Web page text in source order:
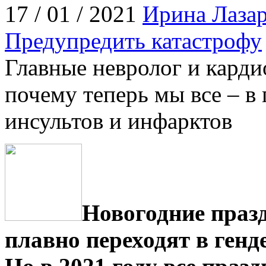
17 / 01 / 2021 Ирина
Предупредить катастрофу
Главные невролог и
почему теперь мы все – в
инсультов и инфарктов
Новогодние
плавно переходят в